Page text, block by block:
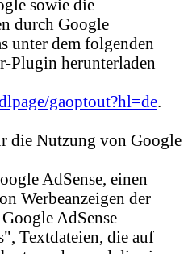
sowie die
durch Google
unter dem folgenden
Plugin herunterladen
gaoptout?hl=de.
die Nutzung von Google
AdSense, einen
Werbeanzeigen der
AdSense
Textdateien, die auf